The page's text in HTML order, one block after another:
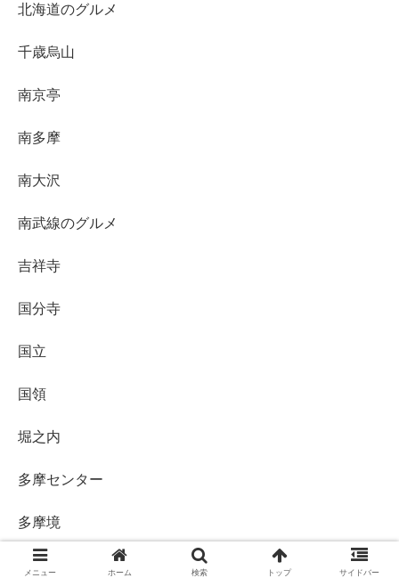
北海道のグルメ
千歳烏山
南京亭
南多摩
南大沢
南武線のグルメ
吉祥寺
国分寺
国立
国領
堀之内
多摩センター
多摩境
多摩川
メニュー ホーム 検索 トップ サイドバー